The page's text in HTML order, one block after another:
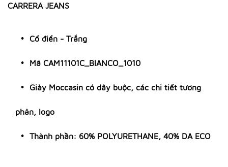
CARRERA JEANS
Cổ điển - Trắng
Mã CAM11101C_BIANCO_1010
Giày Moccasin có dây buộc, các chi tiết tương
phản, logo
Thành phần: 60% POLYURETHANE, 40% DA ECO